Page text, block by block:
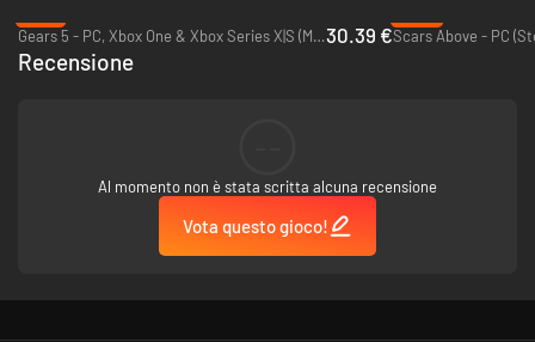
Gears 5 - PC, Xbox One & Xbox Series X|S (Microsoft Store)30.39 €Scars Above - PC
Recensione
Al momento non è stata scritta alcuna recensione
Vota questo gioco!